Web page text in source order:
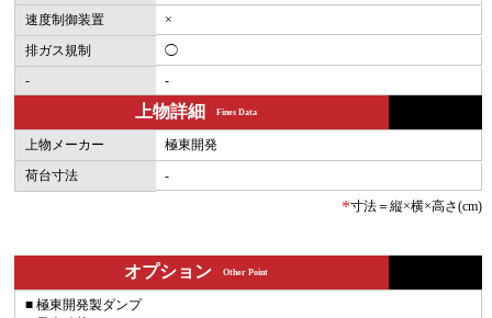
速度制御装置
×
排ガス規制
◯
-
-
上物詳細 Fines Data
上物メーカー
極東開発
荷台寸法
-
*寸法＝縦×横×高さ(cm)
オプション Other Point
■ 極東開発製ダンプ